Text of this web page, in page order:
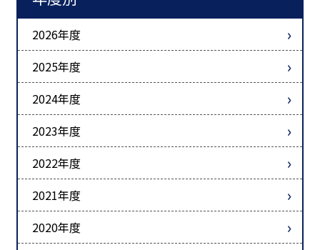
2026年度
2025年度
2024年度
2023年度
2022年度
2021年度
2020年度